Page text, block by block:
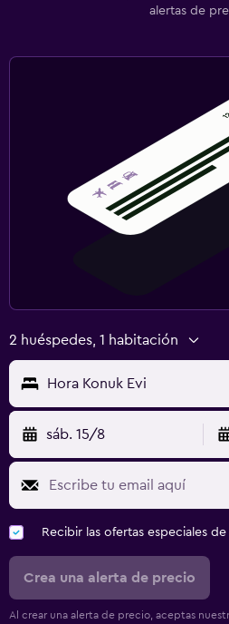
alertas de
2 huéspedes, 1 habitación
Hora Konuk Evi
sáb. 15/8
Recibir las ofertas especiales
Crea una alerta de precio
Al crear una alerta de precio, aceptas